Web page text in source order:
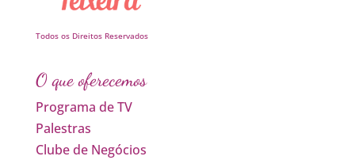
Todos os Direitos Reservados
O que oferecemos
Programa de TV
Palestras
Clube de Negócios